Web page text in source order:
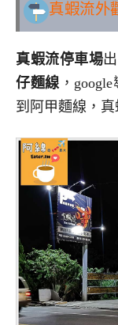
真蝦流外
真蝦流停車場
仔麵線，google
到阿甲麵線，